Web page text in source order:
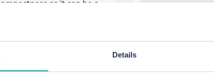
Details
as it can be a
90 x 200 cm bed.
the seat.
Kleur